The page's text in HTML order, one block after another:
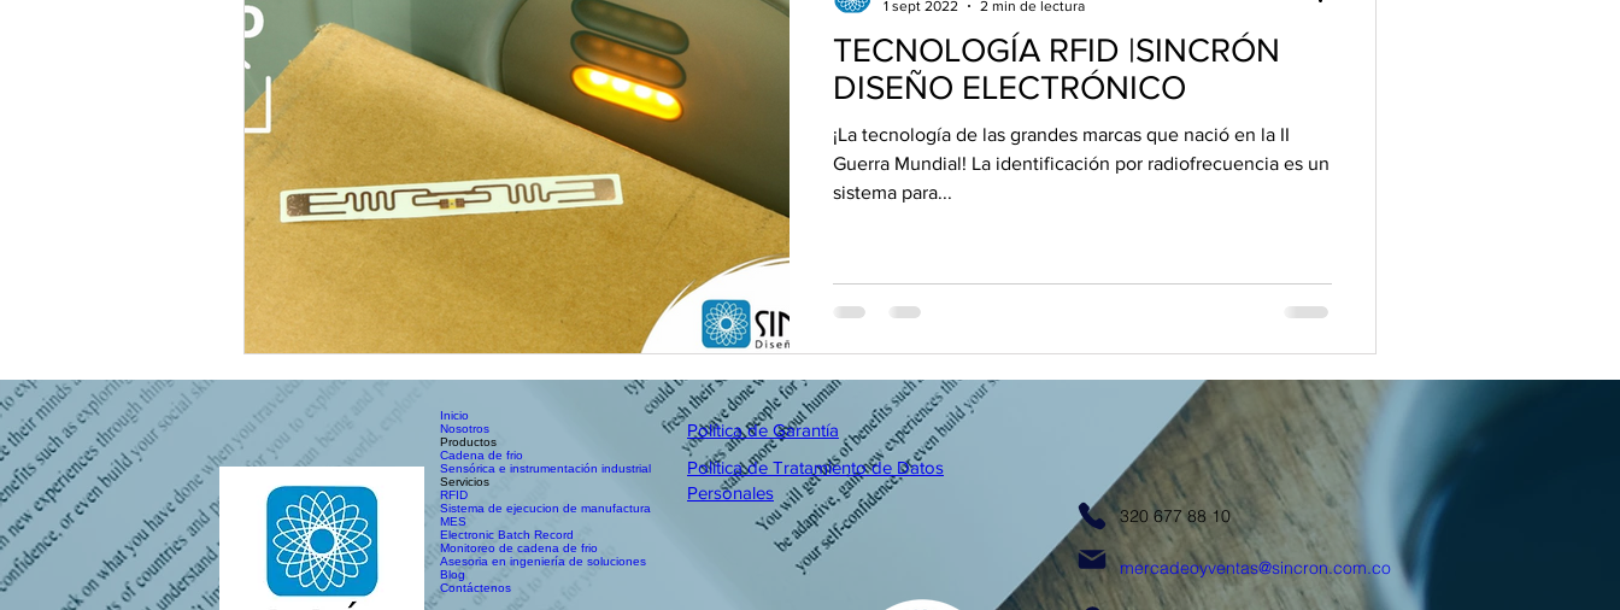
TECNOLOGÍA RFID |SINCRÓN
DISEÑO ELECTRÓNICO
¡La tecnología de las grandes marcas que nació en la II
Guerra Mundial! La identificación por radiofrecuencia es un
sistema para...
1 sept 2022
2 min de lectura
Inicio
Nosotros
Productos
Cadena de frio
Sensórica e instrumentación industrial
Servicios
RFID
Sistema de ejecucion de manufactura
MES
Electronic Batch Record
Monitoreo de cadena de frio
Asesoria en ingeniería de soluciones
Blog
Contáctenos
Política de Garantía
Política de Tratamiento de Datos
Personales
320 677 88 10
mercadeoyventas@sincron.com.co